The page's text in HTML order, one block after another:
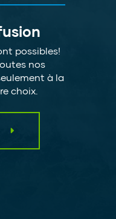
possibles!
nos
à la
choix.